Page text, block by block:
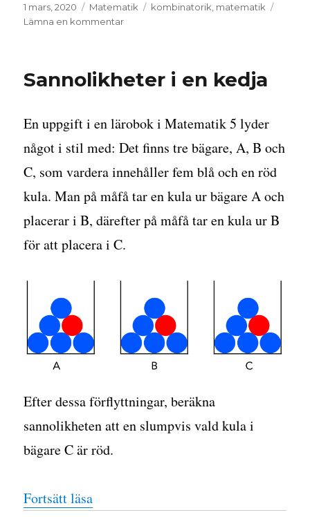
Publicerat
den
1 mars, 2020 Kategorier
Matematik Etiketter
kombinatorik, matematik
Lämna en kommentartill
multiplikationsprincipen
Sannolikheter i en kedja
En uppgift i en lärobok i Matematik 5 lyder
något i stil med: Det finns tre bägare, A, B och
C, som vardera innehåller fem blå och en röd
kula. Man på måfå tar en kula ur bägare A och
placerar i B, därefter på måfå tar en kula ur B
för att placera i C.
Efter dessa förflyttningar, beräkna
sannolikheten att en slumpvis vald kula i
bägare C är röd.
Fortsätt läsa”Sannolikheter i en kedja”